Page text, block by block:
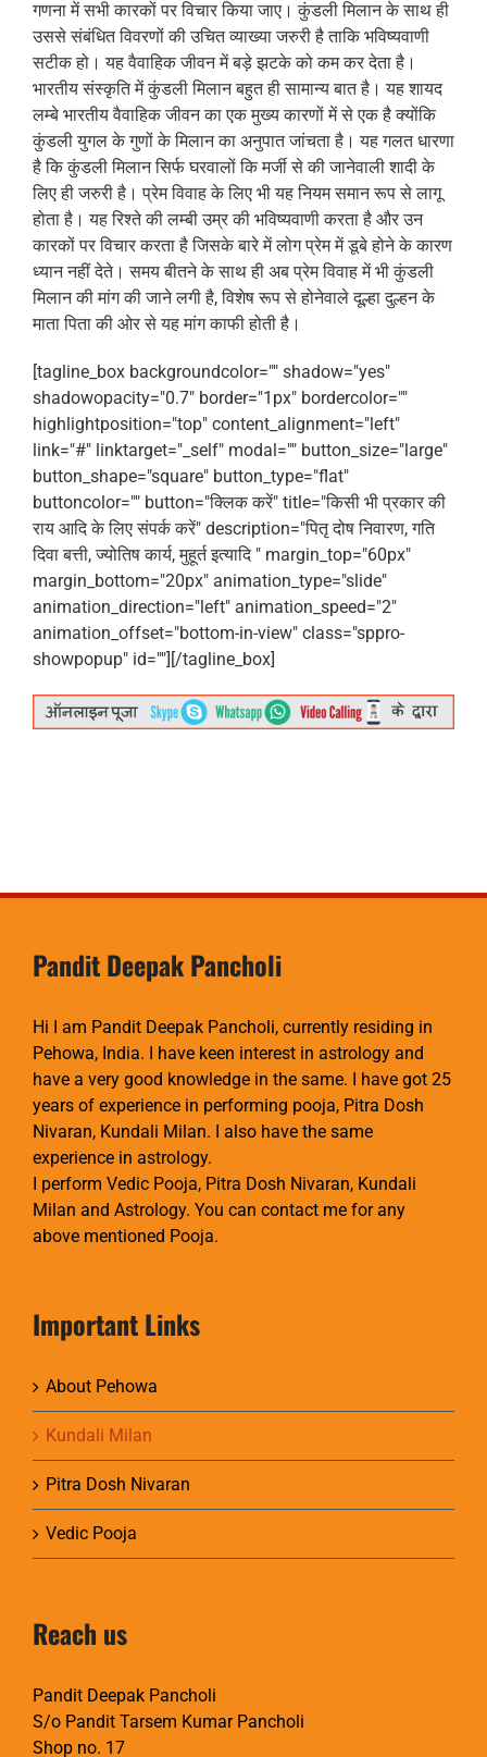
गणना में सभी कारकों पर विचार किया जाए। कुंडली मिलान के साथ ही
उससे संबंधित विवरणों की उचित व्याख्या जरुरी है ताकि भविष्यवाणी
सटीक हो। यह वैवाहिक जीवन में बड़े झटके को कम कर देता है।
भारतीय संस्कृति में कुंडली मिलान बहुत ही सामान्य बात है। यह शायद
लम्बे भारतीय वैवाहिक जीवन का एक मुख्य कारणों में से एक है क्योंकि
कुंडली युगल के गुणों के मिलान का अनुपात जांचता है। यह गलत धारणा
है कि कुंडली मिलान सिर्फ घरवालों कि मर्जी से की जानेवाली शादी के
लिए ही जरुरी है। प्रेम विवाह के लिए भी यह नियम समान रूप से लागू
होता है। यह रिश्ते की लम्बी उम्र की भविष्यवाणी करता है और उन
कारकों पर विचार करता है जिसके बारे में लोग प्रेम में डूबे होने के कारण
ध्यान नहीं देते। समय बीतने के साथ ही अब प्रेम विवाह में भी कुंडली
मिलान की मांग की जाने लगी है, विशेष रूप से होनेवाले दूल्हा दुल्हन के
माता पिता की ओर से यह मांग काफी होती है।
[tagline_box backgroundcolor="" shadow="yes"
shadowopacity="0.7" border="1px" bordercolor=""
highlightposition="top" content_alignment="left"
link="#" linktarget="_self" modal="" button_size="large"
button_shape="square" button_type="flat"
buttoncolor="" button="क्लिक करें" title="किसी भी प्रकार की
राय आदि के लिए संपर्क करें" description="पितृ दोष निवारण, गति
दिवा बत्ती, ज्योतिष कार्य, मुहूर्त इत्यादि " margin_top="60px"
margin_bottom="20px" animation_type="slide"
animation_direction="left" animation_speed="2"
animation_offset="bottom-in-view" class="sppro-
showpopup" id=""][/tagline_box]
Pandit Deepak Pancholi
Hi I am Pandit Deepak Pancholi, currently residing in
Pehowa, India. I have keen interest in astrology and
have a very good knowledge in the same. I have got 25
years of experience in performing pooja, Pitra Dosh
Nivaran, Kundali Milan. I also have the same
experience in astrology.
I perform Vedic Pooja, Pitra Dosh Nivaran, Kundali
Milan and Astrology. You can contact me for any
above mentioned Pooja.
Important Links
About Pehowa
Kundali Milan
Pitra Dosh Nivaran
Vedic Pooja
Reach us
Pandit Deepak Pancholi
S/o Pandit Tarsem Kumar Pancholi
Shop no. 17